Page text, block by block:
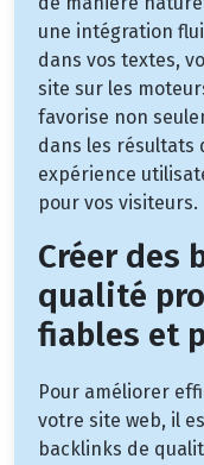
une intégration
dans vos textes,
site sur les
favorise non
dans les résultats
expérience
pour vos visiteurs.
Créer des
qualité
fiables et
Pour améliorer
votre site web, il
backlinks de